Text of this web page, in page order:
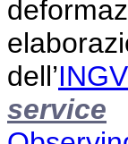
dell’INGV
service